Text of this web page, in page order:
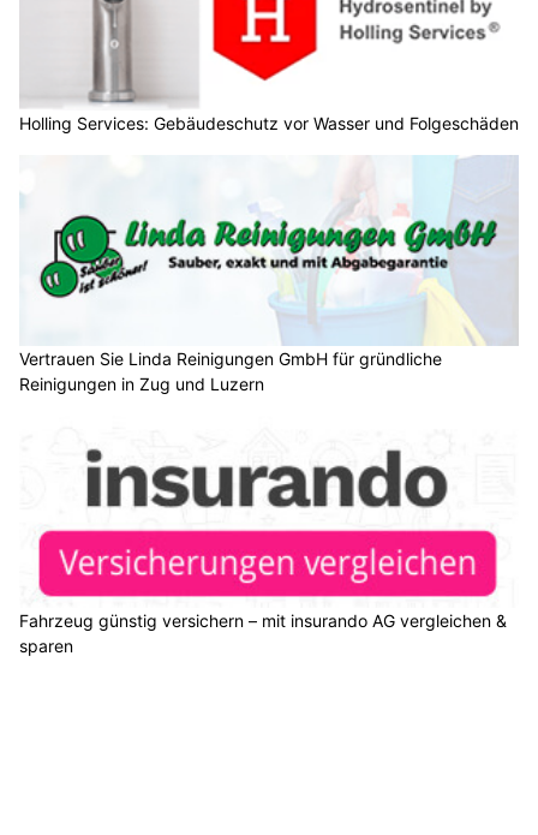
Holling Services: Gebäudeschutz vor Wasser und Folgeschäden
Vertrauen Sie Linda Reinigungen GmbH für gründliche
Reinigungen in Zug und Luzern
Fahrzeug günstig versichern – mit insurando AG vergleichen &
sparen